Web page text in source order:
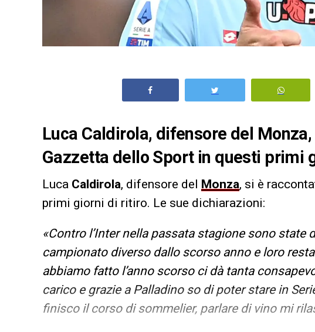
Luca Caldirola, difensore del
Gazzetta dello Sport in questi primi
Luca Caldirola, difensore del Monza, si è
primi giorni di ritiro. Le sue dichiarazioni:
«Contro l’Inter nella passata stagione sono state
campionato diverso dallo scorso anno e loro
abbiamo fatto l’anno scorso ci dà tanta
carico e grazie a Palladino so di poter stare in
finisco il corso di sommelier, parlare di vino mi